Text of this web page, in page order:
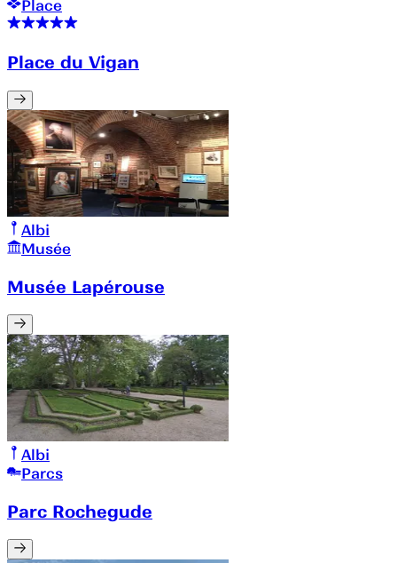
Place
Place du Vigan
Albi
Musée
Musée Lapérouse
Albi
Parcs
Parc Rochegude